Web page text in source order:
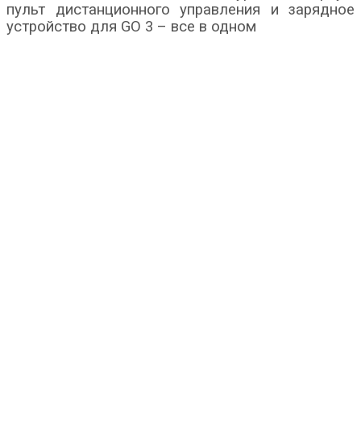
пульт дистанционного управления и зарядное
устройство для GO 3 – все в одном